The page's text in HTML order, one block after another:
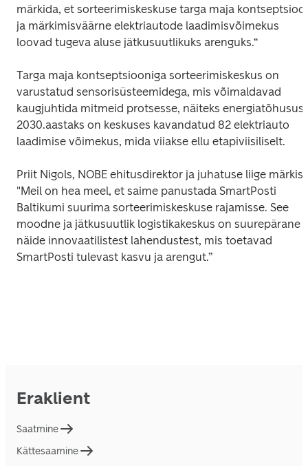
märkida, et sorteerimiskeskuse targa maja
ja märkimisväärne elektriautode laadimisvõimekus
loovad tugeva aluse jätkusuutlikuks arenguks.“
Targa maja kontseptsiooniga sorteerimiskeskus on
varustatud sensorisüsteemidega, mis võimaldavad
kaugjuhtida mitmeid protsesse, näiteks
2030.aastaks on keskuses kavandatud 82 elektriauto
laadimise võimekus, mida viiakse ellu etapiviisiliselt.
Priit Nigols, NOBE ehitusdirektor ja juhatuse liige märkis:
"Meil on hea meel, et saime panustada SmartPosti
Baltikumi suurima sorteerimiskeskuse rajamisse. See
moodne ja jätkusuutlik logistikakeskus on suurepärane
näide innovaatilistest lahendustest, mis toetavad
SmartPosti tulevast kasvu ja arengut.”
Eraklient
Saatmine
Kättesaamine